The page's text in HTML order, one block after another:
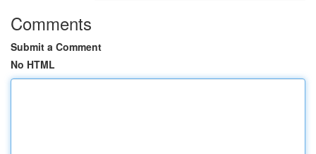
Comments
Submit a Comment
No HTML